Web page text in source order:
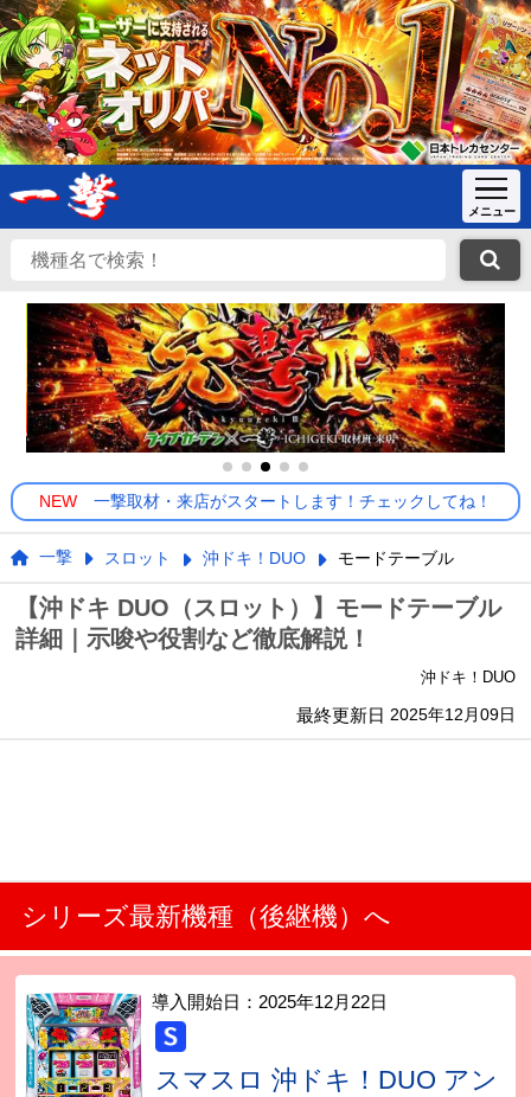
NEW 一撃取材・来店がスタートします！チェックしてね！
一撃 スロット 沖ドキ！DUO モードテーブル
【沖ドキ DUO（スロット）】モードテーブル
詳細｜示唆や役割など徹底解説！
沖ドキ！DUO
最終更新日 2025年12月09日
シリーズ最新機種（後継機）へ
導入開始日： 2025年12月22日
スマスロ 沖ドキ！DUO アン